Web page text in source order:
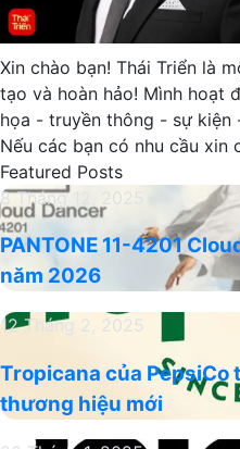
Xin chào bạn! Thái Triển là
tạo và hoàn hảo! Mình hoạt
họa - truyền thông - sự kiện
Nếu các bạn có nhu cầu xin
Featured Posts
PANTONE
11-
4201
Cloud
Màu
của
năm
8 Tháng 12, 2025
PANTONE 11-4201
năm 2026
Tropicana
PepsiCo
tái
12 Tháng 2, 2025
Tropicana của PepsiCo
thương hiệu mới